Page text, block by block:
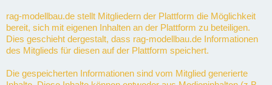
rag-modellbau.de stellt Mitgliedern der Plattform die Möglichkeit
bereit, sich mit eigenen Inhalten an der Plattform zu beteiligen.
Dies geschieht dergestalt, dass rag-modellbau.de Informationen
des Mitglieds für diesen auf der Plattform speichert.
Die gespeicherten Informationen sind vom Mitglied generierte